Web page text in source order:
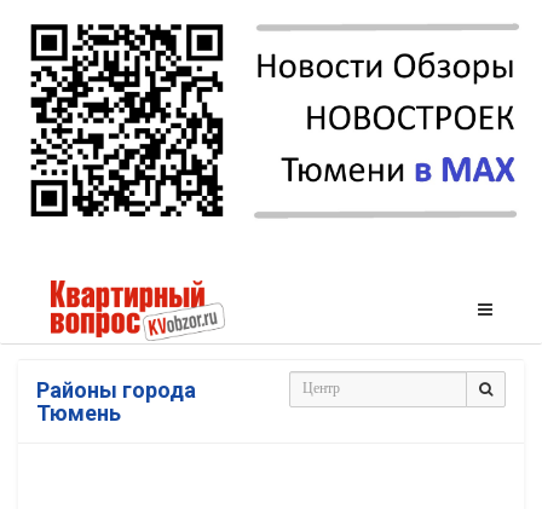
Районы города
Тюмень